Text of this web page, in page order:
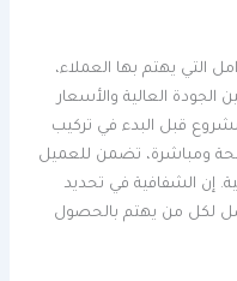
التي يهتم بها العملاء،
الجودة العالية والأسعار
قبل البدء في تركيب
ومباشرة، تضمن للعميل
إن الشفافية في تحديد
لكل من يهتم بالحصول